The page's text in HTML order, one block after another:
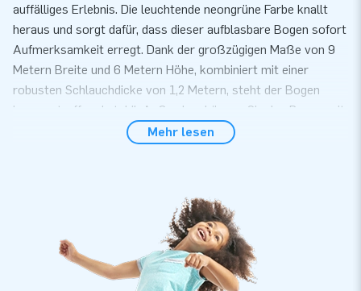
auffälliges Erlebnis. Die leuchtende neongrüne Farbe knallt
heraus und sorgt dafür, dass dieser aufblasbare Bogen sofort
Aufmerksamkeit erregt. Dank der großzügigen Maße von 9
Metern Breite und 6 Metern Höhe, kombiniert mit einer
robusten Schlauchdicke von 1,2 Metern, steht der Bogen
immer straff und stabil. Außerdem können Sie den Bogen mit
austauschbaren Bannern ausstatten, die Sie mit
Aktionen einsetzen können, bei denen Sichtbarkeit zählt.
Ideal für Sport, Festivals und Promotions
Ob Sie den Bogen als funktionalen Start-Ziel-Bogen, als
Mehr lesen